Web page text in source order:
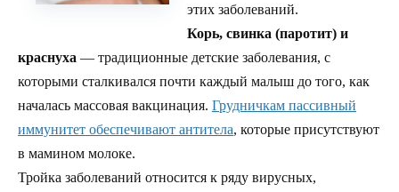
этих заболеваний.
Корь, свинка (паротит) и
краснуха — традиционные детские заболевания, с
которыми сталкивался почти каждый малыш до того, как
началась массовая вакцинация. Грудничкам пассивный
иммунитет обеспечивают антитела, которые присутствуют
в мамином молоке.
Тройка заболеваний относится к ряду вирусных,